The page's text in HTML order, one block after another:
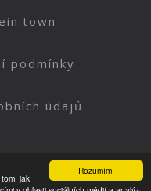
Rozumím!
jak
podmínky
údajů